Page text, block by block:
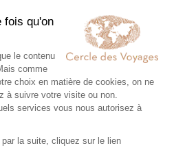
en toute sérénité
transports, formalités,
exclusives : nous nous
de tout. Il ne vous reste plus
!
léger